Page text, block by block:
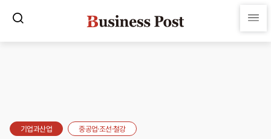
기업과산업 중공업·조선·철강